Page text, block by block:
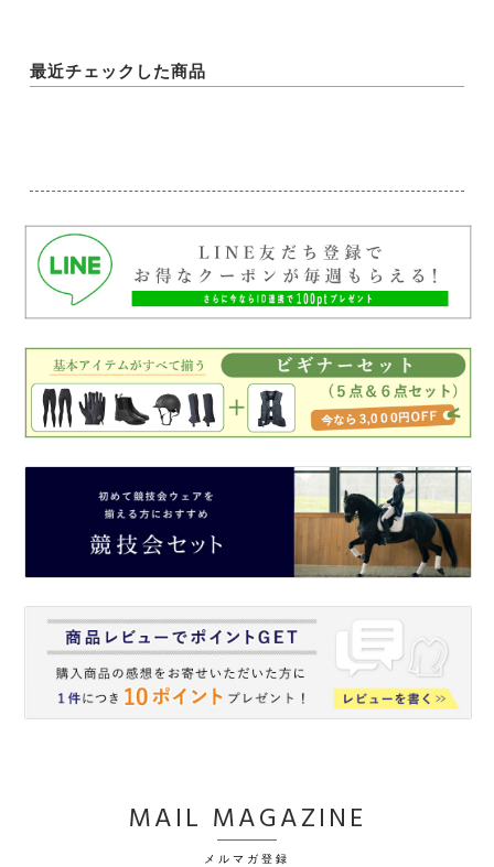
最近チェックした商品
MAIL MAGAZINE
メルマガ登録